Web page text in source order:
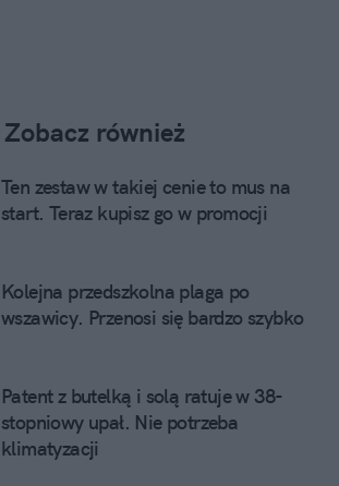
Zobacz również
Ten zestaw w takiej cenie to mus na
start. Teraz kupisz go w promocji
Kolejna przedszkolna plaga po
wszawicy. Przenosi się bardzo szybko
Patent z butelką i solą ratuje w 38-
stopniowy upał. Nie potrzeba
klimatyzacji